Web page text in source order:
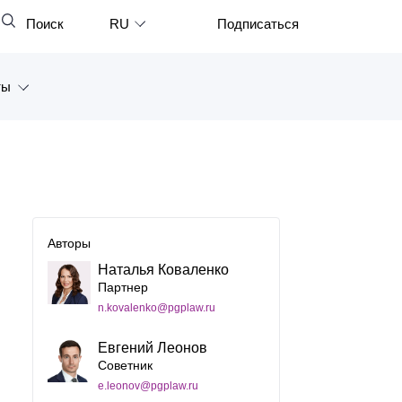
Закрыть
Поиск RU
Français
日本語
Português
Türkçe
Подписаться
Авторы
Наталья Коваленко
Партнер
n.kovalenko@pgplaw.ru
Евгений Леонов
Советник
e.leonov@pgplaw.ru